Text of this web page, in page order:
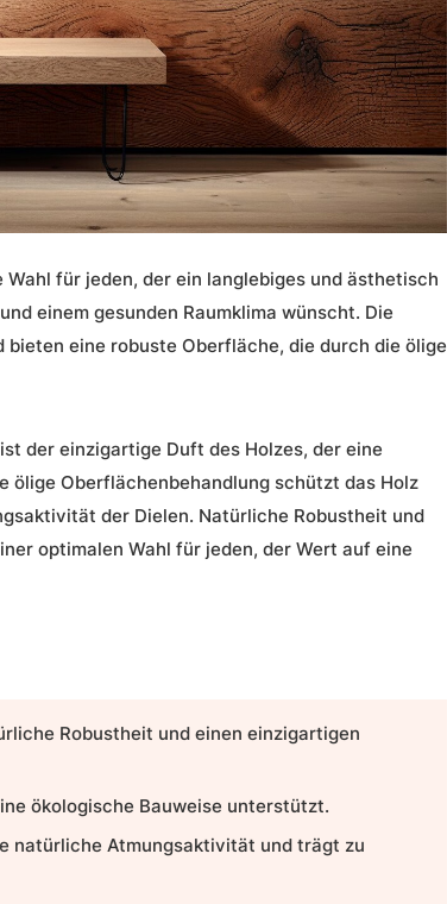
Wahl für jeden, der ein langlebiges und ästhetisch
und einem gesunden Raumklima wünscht. Die
eine robuste Oberfläche, die durch die ölige
ist der einzigartige Duft des Holzes, der eine
ölige Oberflächenbehandlung schützt das Holz
der Dielen. Natürliche Robustheit und
optimalen Wahl für jeden, der Wert auf eine
Robustheit und einen einzigartigen
ökologische Bauweise unterstützt.
natürliche Atmungsaktivität und trägt zu